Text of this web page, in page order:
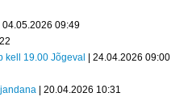
| 04.05.2026 09:49
kell 19.00 Jõgeval
| 24.04.2026 09:00
| 20.04.2026 10:31